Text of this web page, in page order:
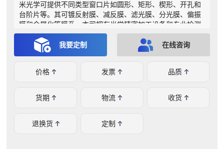
米光学可提供不同类型窗口片如圆形、矩形、楔形、开孔和
台阶片等。其可镀反射膜、减反膜、滤光膜、分光膜、偏振
膜和金属化等膜系，本司拥有光学精密加工设备和专业检测
设备,包括超精密金刚石单点车、轮廓仪测量与分析(泰勒·霍
普森)、ZYGO 平面/球面干涉仪、富士干涉仪、分光光度
计、偏心仪、测角仪等。
我要定制 在线咨询
价格 发票 品质
货期 物流 收货
退换货 定制